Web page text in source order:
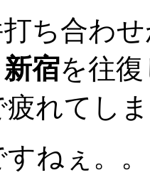
ち合わ
宿を往
疲れてし
ねぇ。。